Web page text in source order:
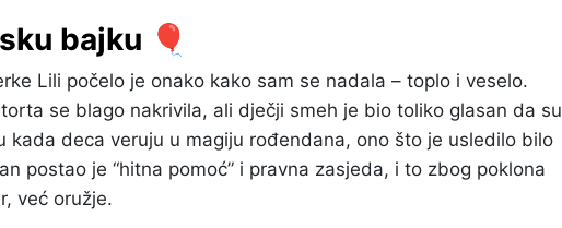
bajku 🎈
Lili počelo je onako kako sam se nadala – toplo i veselo.
se blago nakrivila, ali dječji smeh je bio toliko glasan da su
kada deca veruju u magiju rođendana, ono što je usledilo bilo
postao je “hitna pomoć” i pravna zasjeda, i to zbog poklona
već oružje.